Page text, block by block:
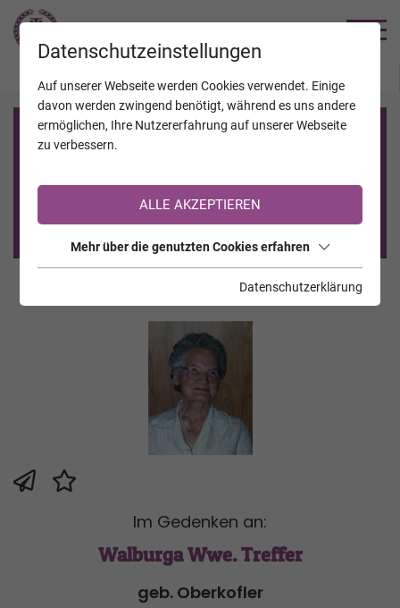
Registrierung auf TrauerHilfe.it
Sie sind noch nicht auf TrauerHilfe.it registriert?
>> zur kostenlosen Registrierung <<
Im Gedenken an:
Walburga Wwe. Treffer
geb. Oberkofler
Datenschutzeinstellungen
Auf unserer Webseite werden Cookies verwendet. Einige
davon werden zwingend benötigt, während es uns andere
ermöglichen, Ihre Nutzererfahrung auf unserer Webseite
zu verbessern.
ALLE AKZEPTIEREN
Mehr über die genutzten Cookies erfahren
Datenschutzerklärung
JAHRESTAGE KALENDER VERSTORBENE